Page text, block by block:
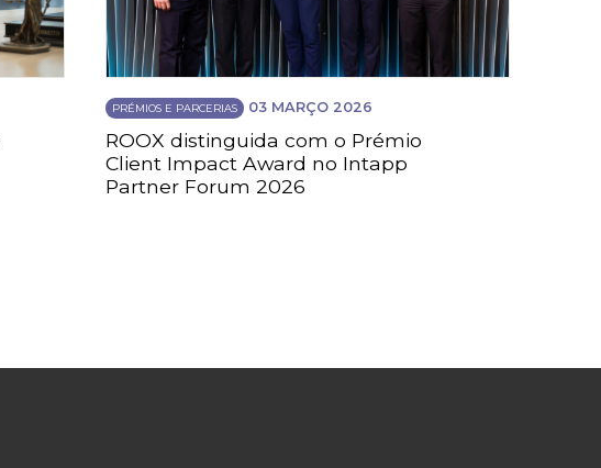
PRÉMIOS E PARCERIAS 03 MARÇO 2026
ROOX distinguida com o Prémio
Client Impact Award no Intapp
Partner Forum 2026